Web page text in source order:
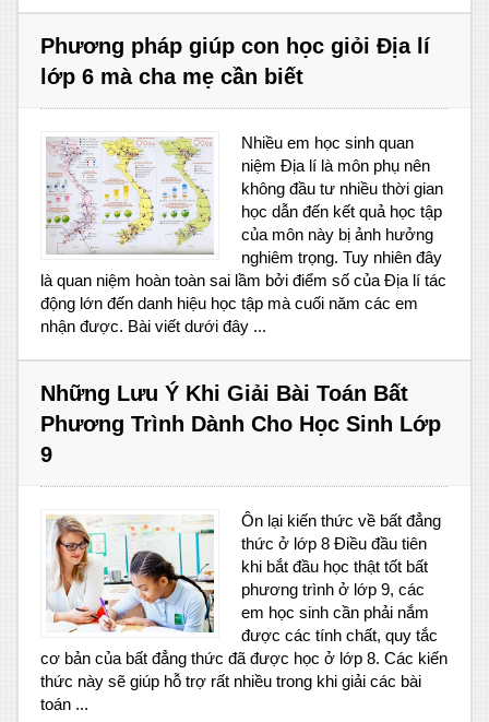
Phương pháp giúp con học giỏi Địa lí
lớp 6 mà cha mẹ cần biết
Nhiều em học sinh quan
niệm Địa lí là môn phụ nên
không đầu tư nhiều thời gian
học dẫn đến kết quả học tập
của môn này bị ảnh hưởng
nghiêm trọng. Tuy nhiên đây
là quan niệm hoàn toàn sai lầm bởi điểm số của Địa lí tác
động lớn đến danh hiệu học tập mà cuối năm các em
nhận được. Bài viết dưới đây ...
Những Lưu Ý Khi Giải Bài Toán Bất
Phương Trình Dành Cho Học Sinh Lớp
9
Ôn lại kiến thức về bất đẳng
thức ở lớp 8 Điều đầu tiên
khi bắt đầu học thật tốt bất
phương trình ở lớp 9, các
em học sinh cần phải nắm
được các tính chất, quy tắc
cơ bản của bất đẳng thức đã được học ở lớp 8. Các kiến
thức này sẽ giúp hỗ trợ rất nhiều trong khi giải các bài
toán ...